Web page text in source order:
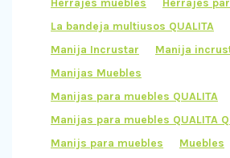
Herrajes muebles
Herrajes
La bandeja multiusos QUALITA
Manija Incrustar
Manija
Manijas Muebles
Manijas para muebles QUALITA
Manijas para muebles QUALITA
Manijs para muebles
Muebles